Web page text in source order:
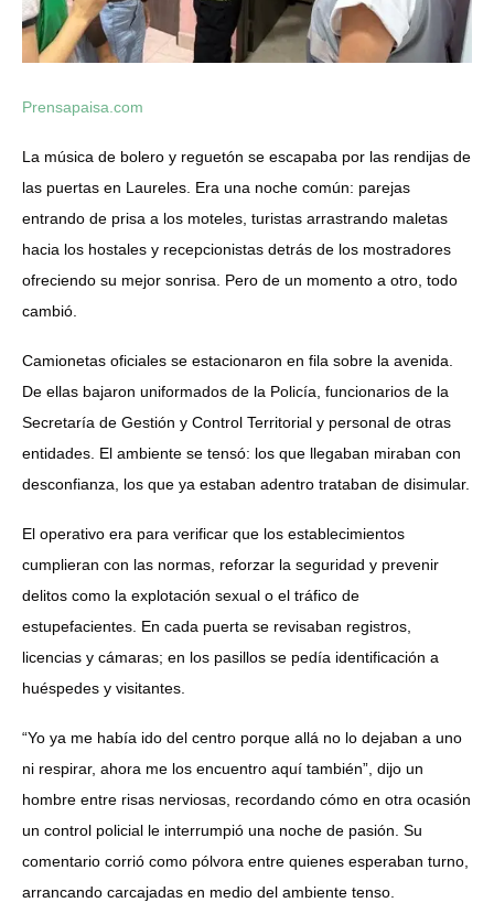
Prensapaisa.com
La música de bolero y reguetón se escapaba por las rendijas de
las puertas en Laureles. Era una noche común: parejas
entrando de prisa a los moteles, turistas arrastrando maletas
hacia los hostales y recepcionistas detrás de los mostradores
ofreciendo su mejor sonrisa. Pero de un momento a otro, todo
cambió.
Camionetas oficiales se estacionaron en fila sobre la avenida.
De ellas bajaron uniformados de la Policía, funcionarios de la
Secretaría de Gestión y Control Territorial y personal de otras
entidades. El ambiente se tensó: los que llegaban miraban con
desconfianza, los que ya estaban adentro trataban de disimular.
El operativo era para verificar que los establecimientos
cumplieran con las normas, reforzar la seguridad y prevenir
delitos como la explotación sexual o el tráfico de
estupefacientes. En cada puerta se revisaban registros,
licencias y cámaras; en los pasillos se pedía identificación a
huéspedes y visitantes.
“Yo ya me había ido del centro porque allá no lo dejaban a uno
ni respirar, ahora me los encuentro aquí también”, dijo un
hombre entre risas nerviosas, recordando cómo en otra ocasión
un control policial le interrumpió una noche de pasión. Su
comentario corrió como pólvora entre quienes esperaban turno,
arrancando carcajadas en medio del ambiente tenso.